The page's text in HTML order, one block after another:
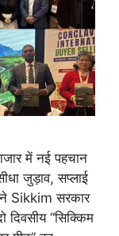
में नई पहचान
जुड़ाव, सप्लाई
Sikkim सरकार
“सिक्किम